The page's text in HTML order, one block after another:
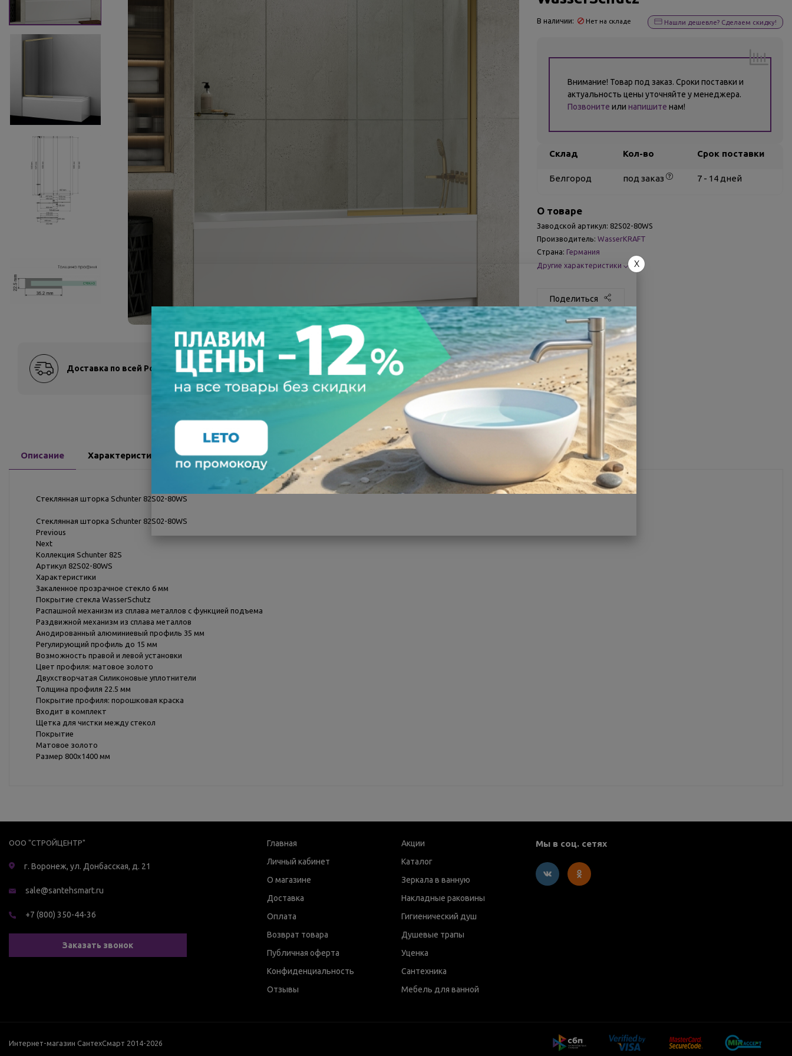
Доставка по всей России Оплата после осмотра Всегда низкие цены
В наличии: Нет на складе Нашли дешевле? Сделаем скидку!
Внимание! Товар под заказ. Сроки поставки и
актуальность цены уточняйте у менеджера.
Позвоните или напишите нам!
Склад Кол-во Срок поставки
Белгород под заказ 7 - 14 дней
О товаре
Заводской артикул: 82S02-80WS
Производитель: WasserKRAFT
Страна: Германия
Другие характеристики
Поделиться
Описание Характеристики Доставка Отзывы
Стеклянная шторка Schunter 82S02-80WS
Стеклянная шторка Schunter 82S02-80WS
Previous
Next
Коллекция Schunter 82S
Артикул 82S02-80WS
Характеристики
Закаленное прозрачное стекло 6 мм
Покрытие стекла WasserSchutz
Распашной механизм из сплава металлов с функцией подъема
Раздвижной механизм из сплава металлов
Анодированный алюминиевый профиль 35 мм
Регулирующий профиль до 15 мм
Возможность правой и левой установки
Цвет профиля: матовое золото
Двухстворчатая Силиконовые уплотнители
Толщина профиля 22.5 мм
Покрытие профиля: порошковая краска
Входит в комплект
Щетка для чистки между стекол
Покрытие
Матовое золото
Размер 800x1400 мм
ООО "СТРОЙЦЕНТР"
г. Воронеж, ул. Донбасская, д. 21
sale@santehsmart.ru
+7 (800) 350-44-36
Заказать звонок
Главная
Личный кабинет
О магазине
Доставка
Оплата
Возврат товара
Публичная оферта
Конфиденциальность
Отзывы
Акции
Каталог
Зеркала в ванную
Накладные раковины
Гигиенический душ
Душевые трапы
Уценка
Сантехника
Мебель для ванной
Мы в соц. сетях
Интернет-магазин СантехСмарт 2014-2026
X